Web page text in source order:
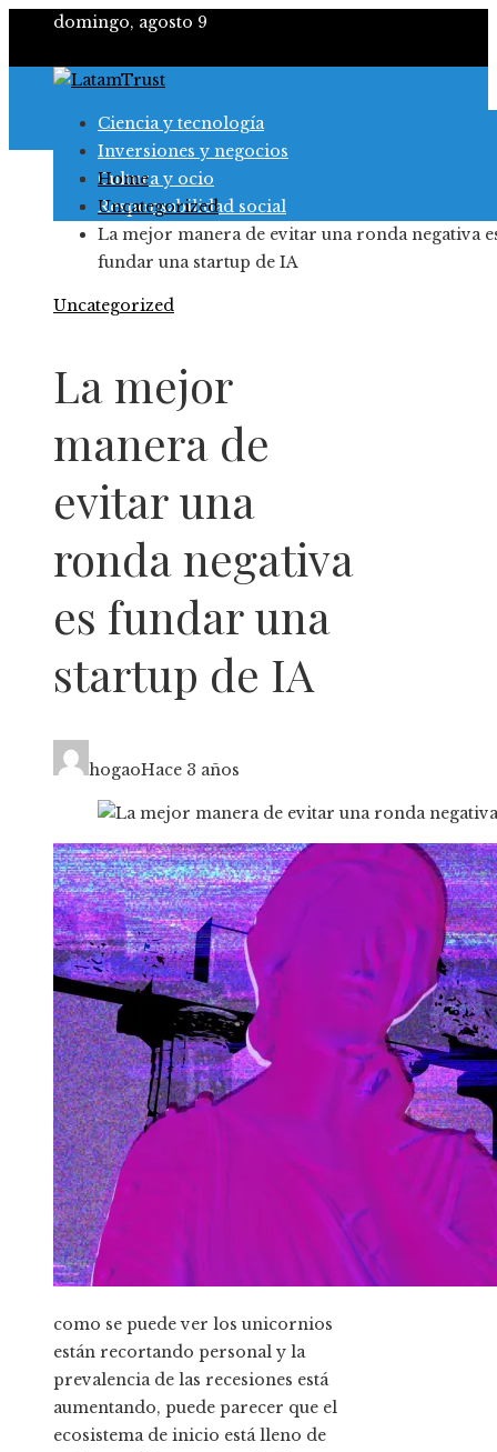
domingo, agosto 9
Ciencia y tecnología
Inversiones y negocios
Cultura y ocio
Responsabilidad social
Home
Uncategorized
La mejor manera de evitar una ronda negativa
fundar una startup de IA
Uncategorized
La mejor
manera de
evitar una
ronda negativa
es fundar una
startup de IA
hogaoHace 3 años
como se puede ver los unicornios
están recortando personal y la
prevalencia de las recesiones está
aumentando, puede parecer que el
ecosistema de inicio está lleno de